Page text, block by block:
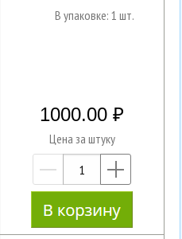
В упаковке: 1 шт.
1000.00
Цена за штуку
—